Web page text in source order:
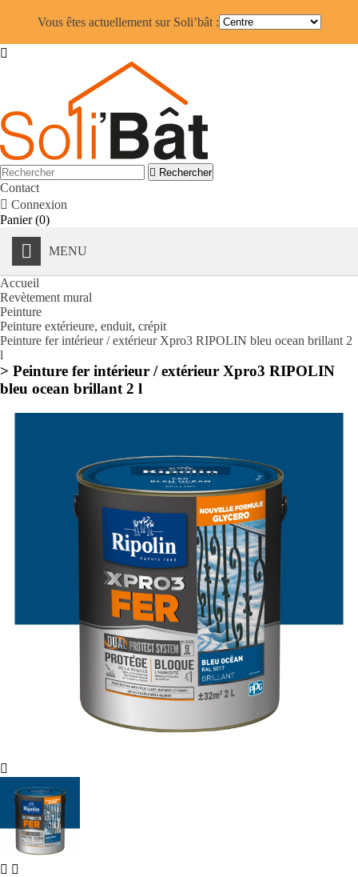
Vous êtes actuellement sur Soli’bât :

 Rechercher
Contact
 Connexion
Panier (0)
MENU
Accueil
Revètement mural
Peinture
Peinture extérieure, enduit, crépit
Peinture fer intérieur / extérieur Xpro3 RIPOLIN bleu ocean brillant 2
l
> Peinture fer intérieur / extérieur Xpro3 RIPOLIN
bleu ocean brillant 2 l

 